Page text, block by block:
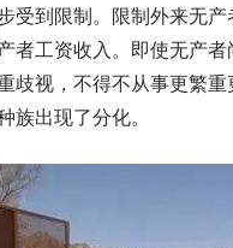
受到限制。限制外来无
者工资收入。即使无产
歧视，不得不从事更繁
出现了分化。